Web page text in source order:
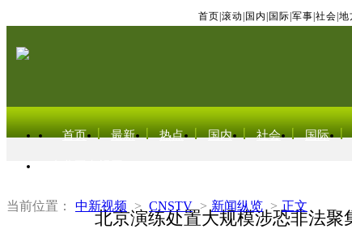
首页 滚动 国内 国际 军事 社会 地
首页 最新 热点 国内 社会 国际
当前位置： 中新视频 > CNSTV > 新闻纵览 > 正文
北京演练处置大规模涉恐非法聚